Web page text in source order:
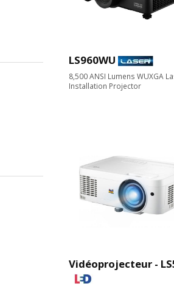
LS960WU
8,500 ANSI Lumens WUXGA
Installation Projector
Vidéoprojecteur -